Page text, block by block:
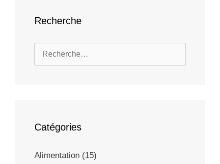
Recherche
Catégories
Alimentation (15)